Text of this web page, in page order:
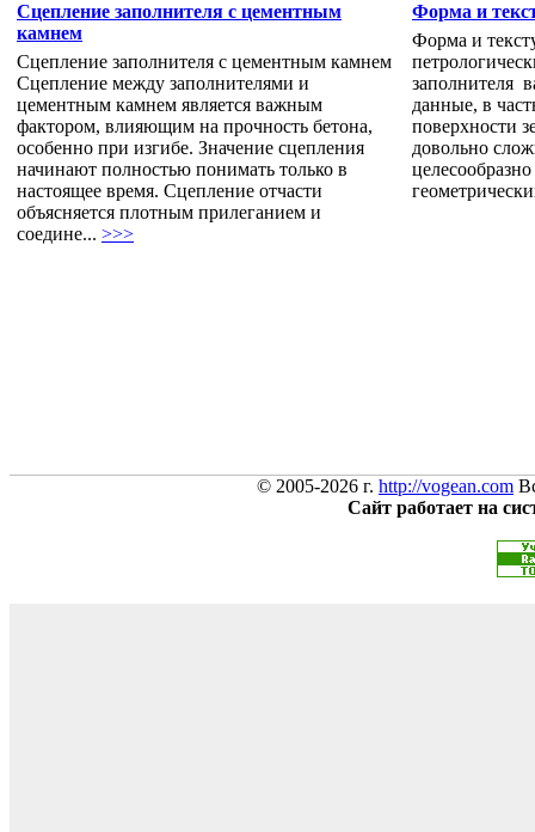
Сцепление заполнителя с цементным
камнем
Сцепление заполнителя с цементным камнем
Сцепление между заполнителями и
цементным камнем является важным
фактором, влияющим на прочность бетона,
особенно при изгибе. Значение сцепления
начинают полностью понимать только в
настоящее время. Сцепление отчасти
объясняется плотным прилеганием и
соедине... >>>
Форма и
Форма и
заполнителя
данные, в
поверхности
довольно
© 2005-2026 г. http://vogean.com
Сайт работает на